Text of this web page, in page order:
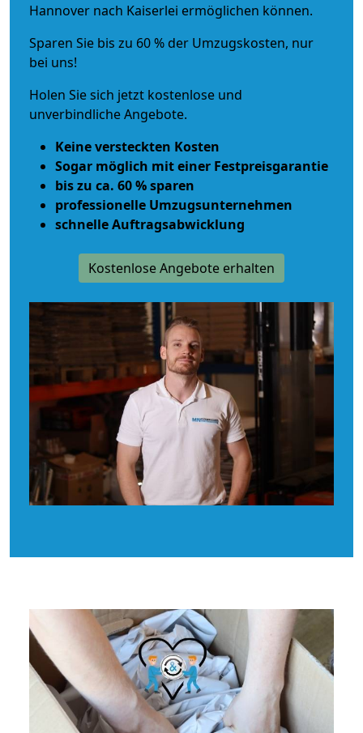
Hannover nach Kaiserlei ermöglichen können.
Sparen Sie bis zu 60 % der Umzugskosten, nur
bei uns!
Holen Sie sich jetzt kostenlose und
unverbindliche Angebote.
Keine versteckten Kosten
Sogar möglich mit einer Festpreisgarantie
bis zu ca. 60 % sparen
professionelle Umzugsunternehmen
schnelle Auftragsabwicklung
Kostenlose Angebote erhalten